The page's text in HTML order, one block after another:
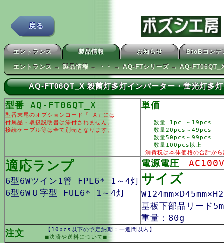
戻る
エントランス 製品情報 お知らせ BtoBコンテ
エントランス → 製品情報 → ・・ → AQ-FTシリーズ → AQ-
AQ-FT06QT_X 殺菌灯多灯インバーター・蛍光灯多
型番 AQ-FT06QT_X
型番末尾のオプションコード「_X」には
付属品・取扱説明書は添付されません。
接続ケーブル等は全て別売となります。
単価
数量 1pc ～19pcs
数量20pcs～49pcs
数量50pcs～99pcs
数量100pcs以上
消費税は本体価格の合計か
適応ランプ
6型6Wツイン1管 FPL6* 1～4灯
6型6WＵ字型 FUL6* 1～4灯
電源電圧
サイズ
基板下部品リード
重量：80g
注文
【10pcs以下の予定納期：一週間以内】
■決済や送料について■